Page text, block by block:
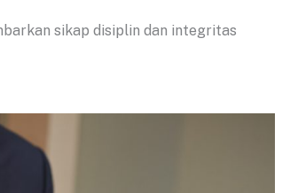
sikap disiplin dan integritas